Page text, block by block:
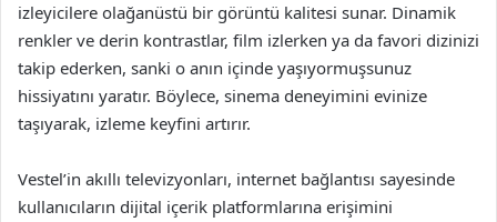
izleyicilere olağanüstü bir görüntü kalitesi sunar. Dinamik
renkler ve derin kontrastlar, film izlerken ya da favori dizinizi
takip ederken, sanki o anın içinde yaşıyormuşsunuz
hissiyatını yaratır. Böylece, sinema deneyimini evinize
taşıyarak, izleme keyfini artırır.
Vestel’in akıllı televizyonları, internet bağlantısı sayesinde
kullanıcıların dijital içerik platformlarına erişimini